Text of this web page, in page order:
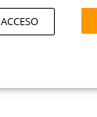
ACCESO